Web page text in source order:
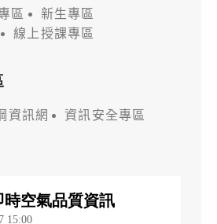
區
新生專區
線上授課專區
資訊網
資訊安全專區